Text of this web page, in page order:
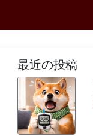
最近の投稿